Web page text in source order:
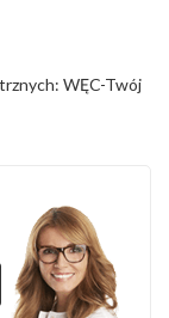
WĘC-Twój